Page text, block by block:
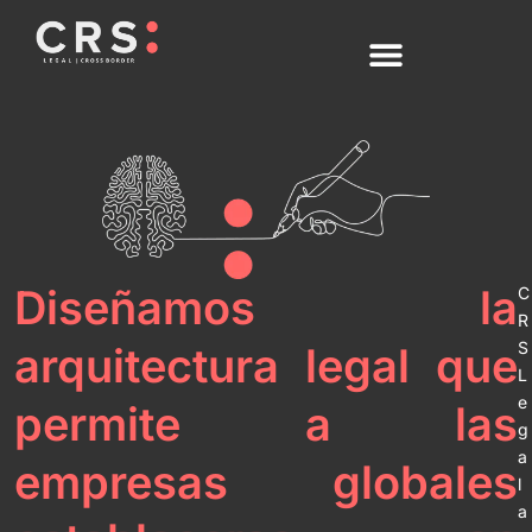
contenido
Diseñamos la
arquitectura legal que
permite a las
empresas globales
C
R
S
L
e
g
a
l
a